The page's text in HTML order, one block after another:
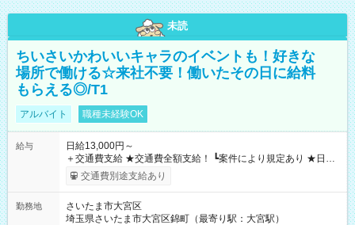
未読
ちいさいかわいいキャラのイベントも！好きな
場所で働ける☆来社不要！働いたその日に給料
もらえる◎/T1
アルバイト 職種未経験OK
給与
日給13,000円～
＋交通費支給 ★交通費全額支給！ ┗案件により規定あり ★日払
いOK！（規定あり） ┗働いたその日に現金GET♪ お仕事後はコ
ンビニATMから 日払い分を引き落とせます！ 【試用期間】試
交通費別途支給あり
勤務地
さいたま市大宮区
埼玉県さいたま市大宮区錦町（最寄り駅：大宮駅）